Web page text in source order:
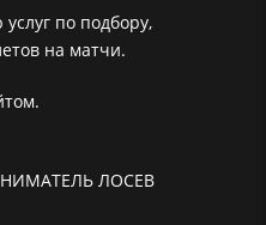
по подбору,
на матчи.
ЛОСЕВ